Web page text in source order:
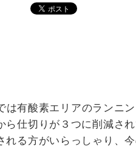
は有酸素エリアのランニ
ら仕切りが３つに削減され
れる方がいらっしゃり、